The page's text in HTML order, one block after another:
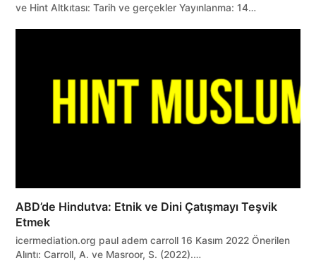
ve Hint Altkıtası: Tarih ve gerçekler Yayınlanma: 14…
ABD’de Hindutva: Etnik ve Dini Çatışmayı Teşvik
Etmek
icermediation.org paul adem carroll 16 Kasım 2022 Önerilen
Alıntı: Carroll, A. ve Masroor, S. (2022).…